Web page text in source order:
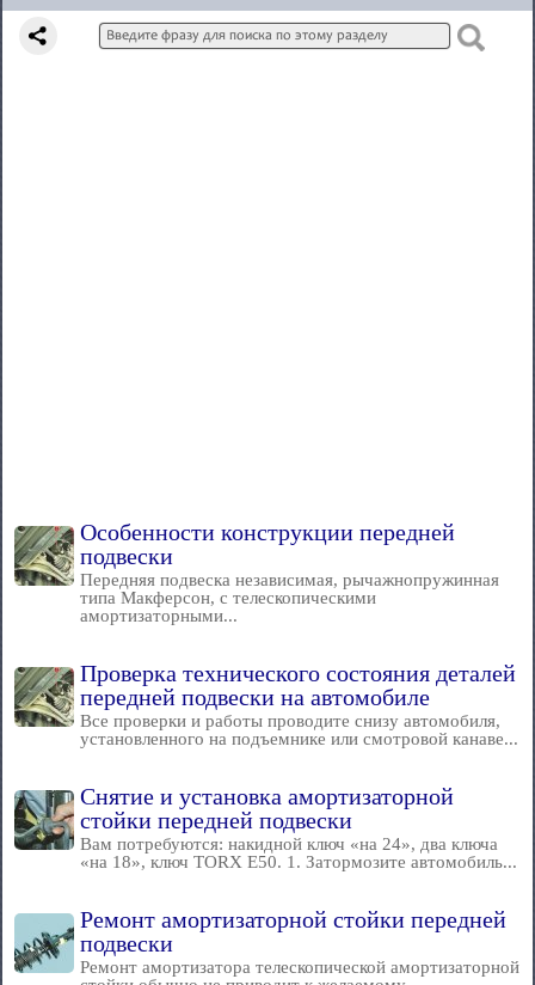
Особенности конструкции передней
подвески
Передняя подвеска независимая, рычажнопружинная
типа Макферсон, с телескопическими
амортизаторными...
Проверка технического состояния деталей
передней подвески на автомобиле
Все проверки и работы проводите снизу автомобиля,
установленного на подъемнике или смотровой канаве...
Снятие и установка амортизаторной
стойки передней подвески
Вам потребуются: накидной ключ «на 24», два ключа
«на 18», ключ TORX Е50. 1. Затормозите автомобиль...
Ремонт амортизаторной стойки передней
подвески
Ремонт амортизатора телескопической амортизаторной